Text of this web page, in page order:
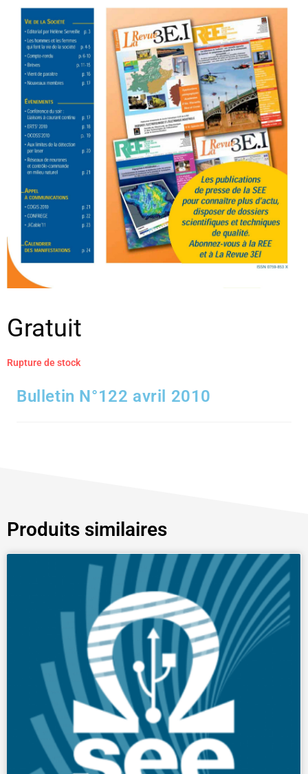
Gratuit
Rupture de stock
Bulletin N°122 avril 2010
Produits similaires